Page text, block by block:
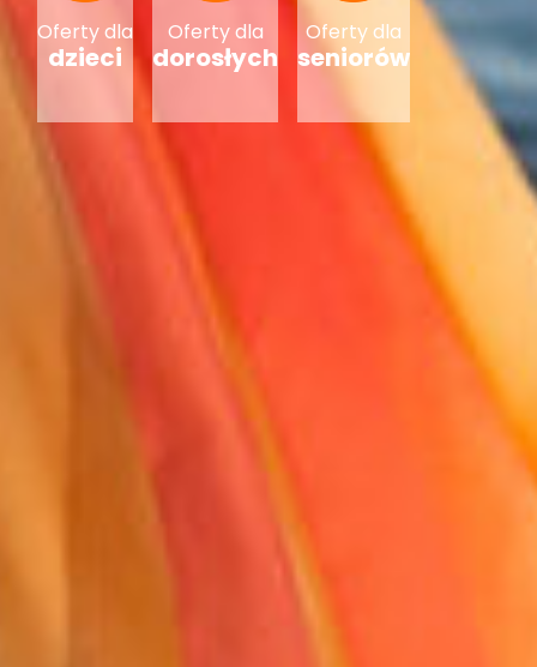
Oferty dla
dzieci
Oferty dla
dorosłych
Oferty dla
seniorów